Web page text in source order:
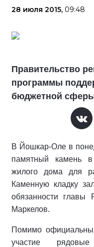
28 июля 2015, 09:48
Правительство
программы
бюджетной
В Йошкар-Оле в
памятный камень в
жилого дома для
Каменную кладку
обязанности главы
Маркелов.
Помимо
участие рядовые